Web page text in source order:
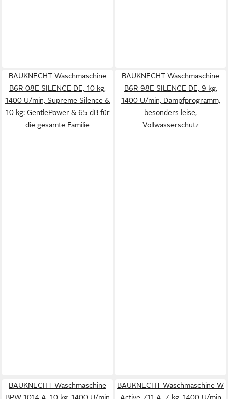
BAUKNECHT Waschmaschine
B6R 08E SILENCE DE, 10 kg,
1400 U/min, Supreme Silence &
10 kg: GentlePower & 65 dB für
die gesamte Familie
BAUKNECHT Waschmaschine
B6R 98E SILENCE DE, 9 kg,
1400 U/min, Dampfprogramm,
besonders leise,
Vollwasserschutz
BAUKNECHT Waschmaschine
BAUKNECHT Waschmaschine W